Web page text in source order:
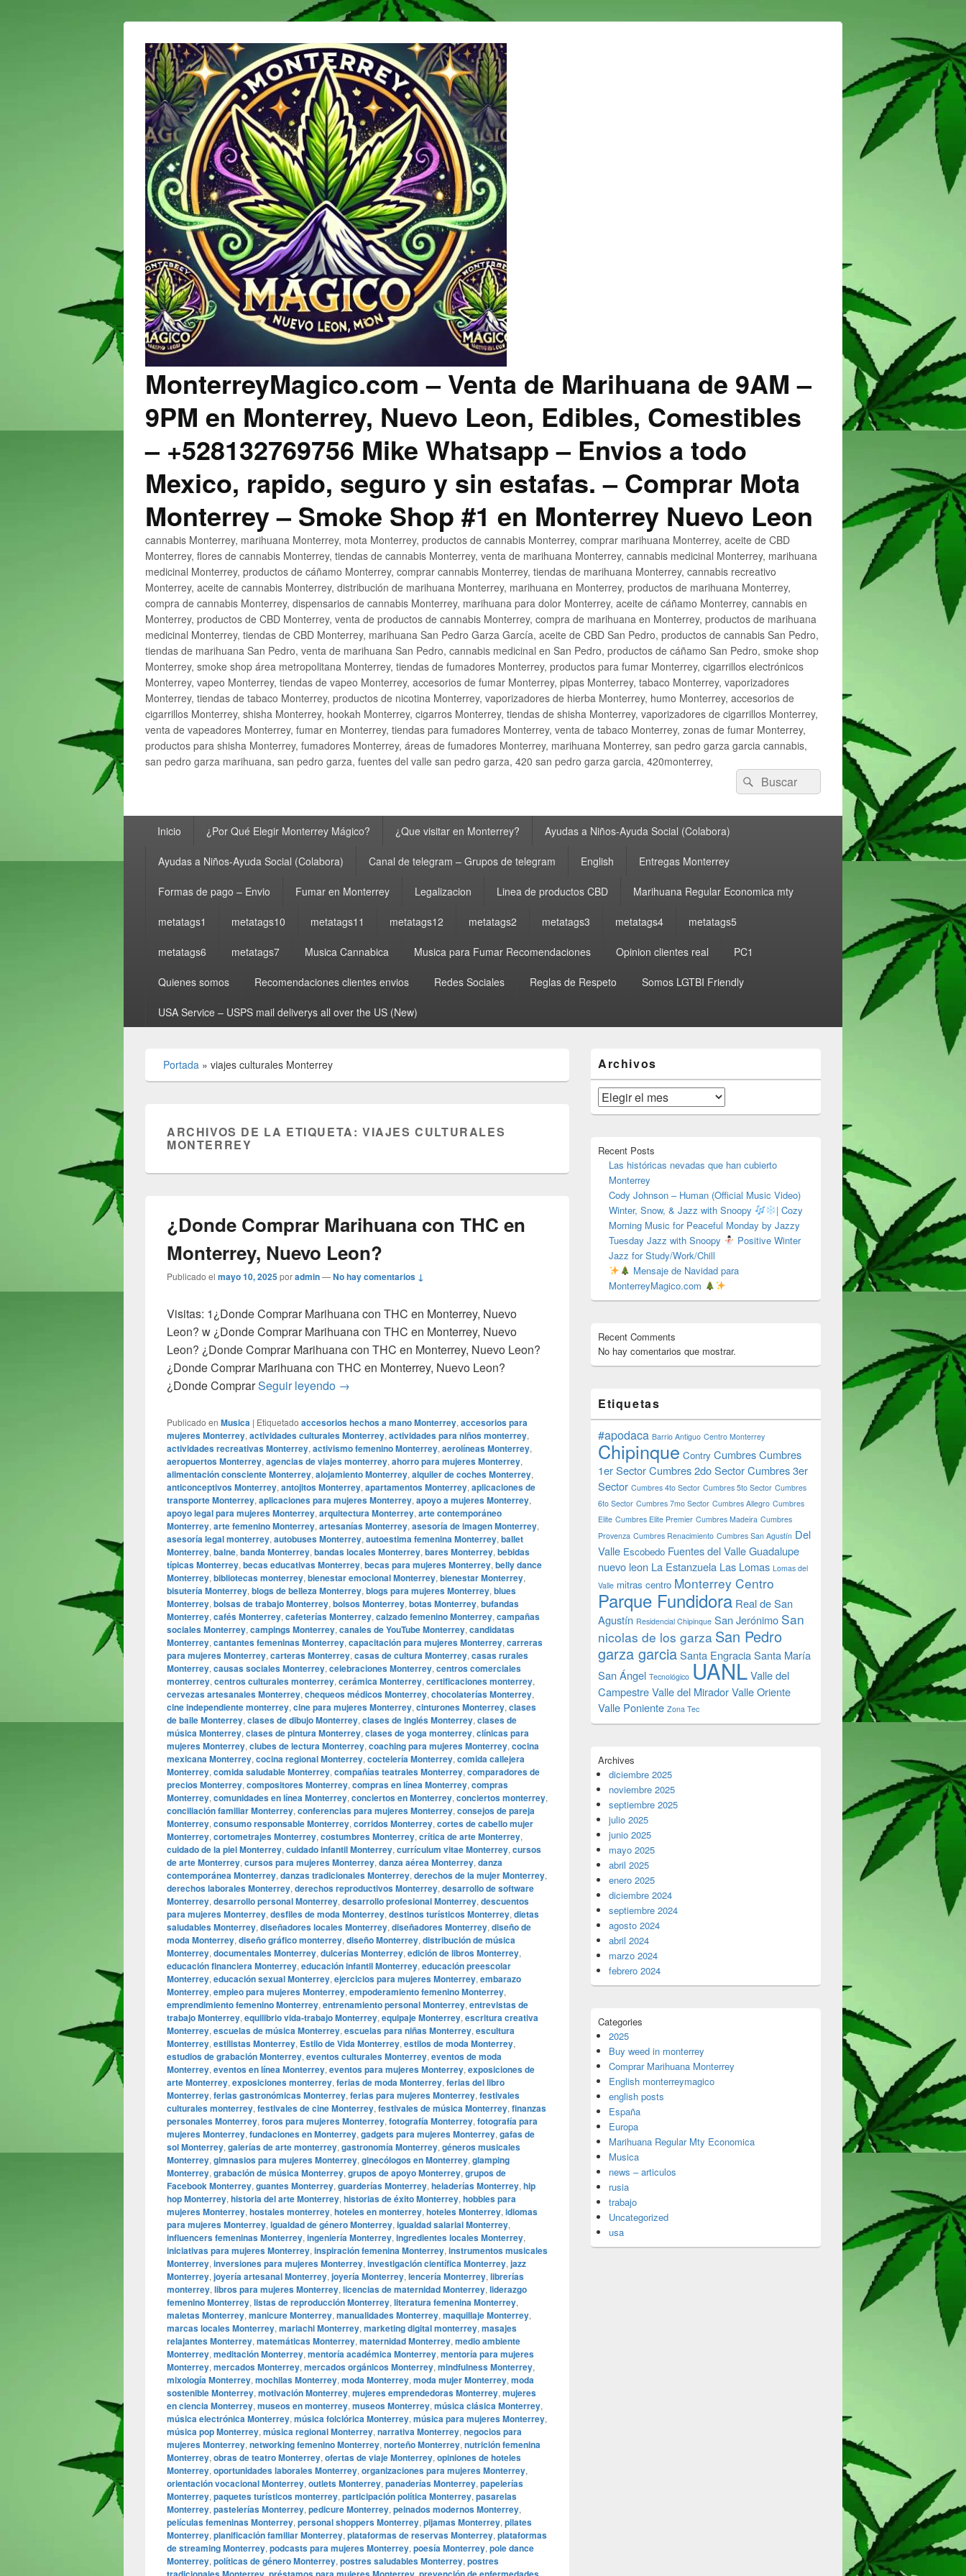
MonterreyMagico.com – Venta de Marihuana de 9AM –
9PM en Monterrey, Nuevo Leon, Edibles, Comestibles
– +528132769756 Mike Whatsapp – Envios a todo
Mexico, rapido, seguro y sin estafas. – Comprar Mota
Monterrey – Smoke Shop #1 en Monterrey Nuevo Leon
cannabis Monterrey, marihuana Monterrey, mota Monterrey, productos de cannabis Monterrey, comprar marihuana Monterrey, aceite de CBD
Monterrey, flores de cannabis Monterrey, tiendas de cannabis Monterrey, venta de marihuana Monterrey, cannabis medicinal Monterrey, marihuana
medicinal Monterrey, productos de cáñamo Monterrey, comprar cannabis Monterrey, tiendas de marihuana Monterrey, cannabis recreativo
Monterrey, aceite de cannabis Monterrey, distribución de marihuana Monterrey, marihuana en Monterrey, productos de marihuana Monterrey,
compra de cannabis Monterrey, dispensarios de cannabis Monterrey, marihuana para dolor Monterrey, aceite de cáñamo Monterrey, cannabis en
Monterrey, productos de CBD Monterrey, venta de productos de cannabis Monterrey, compra de marihuana en Monterrey, productos de marihuana
medicinal Monterrey, tiendas de CBD Monterrey, marihuana San Pedro Garza García, aceite de CBD San Pedro, productos de cannabis San Pedro,
tiendas de marihuana San Pedro, venta de marihuana San Pedro, cannabis medicinal en San Pedro, productos de cáñamo San Pedro, smoke shop
Monterrey, smoke shop área metropolitana Monterrey, tiendas de fumadores Monterrey, productos para fumar Monterrey, cigarrillos electrónicos
Monterrey, vapeo Monterrey, tiendas de vapeo Monterrey, accesorios de fumar Monterrey, pipas Monterrey, tabaco Monterrey, vaporizadores
Monterrey, tiendas de tabaco Monterrey, productos de nicotina Monterrey, vaporizadores de hierba Monterrey, humo Monterrey, accesorios de
cigarrillos Monterrey, shisha Monterrey, hookah Monterrey, cigarros Monterrey, tiendas de shisha Monterrey, vaporizadores de cigarrillos Monterrey,
venta de vapeadores Monterrey, fumar en Monterrey, tiendas para fumadores Monterrey, venta de tabaco Monterrey, zonas de fumar Monterrey,
productos para shisha Monterrey, fumadores Monterrey, áreas de fumadores Monterrey, marihuana Monterrey, san pedro garza garcia cannabis,
san pedro garza marihuana, san pedro garza, fuentes del valle san pedro garza, 420 san pedro garza garcia, 420monterrey,
Buscar
por:
Buscar
principalInicio ¿Por Qué Elegir Monterrey Mágico? ¿Que visitar en Monterrey? Ayudas a Niños-Ayuda Social (Colabora)
Ayudas a Niños-Ayuda Social (Colabora) Canal de telegram – Grupos de telegram English Entregas Monterrey
Formas de pago – Envio Fumar en Monterrey Legalizacion Linea de productos CBD Marihuana Regular Economica mty
metatags1 metatags10 metatags11 metatags12 metatags2 metatags3 metatags4 metatags5
metatags6 metatags7 Musica Cannabica Musica para Fumar Recomendaciones Opinion clientes real PC1
Quienes somos Recomendaciones clientes envios Redes Sociales Reglas de Respeto Somos LGTBI Friendly
USA Service – USPS mail deliverys all over the US (New)
Portada » viajes culturales Monterrey
ARCHIVOS DE LA ETIQUETA:VIAJES CULTURALES
MONTERREY
¿Donde Comprar Marihuana con THC en
Monterrey, Nuevo Leon?
Publicado el mayo 10, 2025poradmin—No hay comentarios ↓
Visitas: 1¿Donde Comprar Marihuana con THC en Monterrey, Nuevo
Leon? w ¿Donde Comprar Marihuana con THC en Monterrey, Nuevo
Leon? ¿Donde Comprar Marihuana con THC en Monterrey, Nuevo Leon?
¿Donde Comprar Marihuana con THC en Monterrey, Nuevo Leon?
¿Donde ComprarSeguir leyendo ¿Donde Comprar Marihuana con THC en Monterrey, Nuevo Leon?
→
Publicado en Musica | Etiquetado accesorios hechos a mano Monterrey, accesorios para
mujeres Monterrey, actividades culturales Monterrey, actividades para niños monterrey,
actividades recreativas Monterrey, activismo femenino Monterrey, aerolíneas Monterrey,
aeropuertos Monterrey, agencias de viajes monterrey, ahorro para mujeres Monterrey,
alimentación consciente Monterrey, alojamiento Monterrey, alquiler de coches Monterrey,
anticonceptivos Monterrey, antojitos Monterrey, apartamentos Monterrey, aplicaciones de
transporte Monterrey, aplicaciones para mujeres Monterrey, apoyo a mujeres Monterrey,
apoyo legal para mujeres Monterrey, arquitectura Monterrey, arte contemporáneo
Monterrey, arte femenino Monterrey, artesanías Monterrey, asesoría de imagen Monterrey,
asesoría legal monterrey, autobuses Monterrey, autoestima femenina Monterrey, ballet
Monterrey, balne, banda Monterrey, bandas locales Monterrey, bares Monterrey, bebidas
típicas Monterrey, becas educativas Monterrey, becas para mujeres Monterrey, belly dance
Monterrey, bibliotecas monterrey, bienestar emocional Monterrey, bienestar Monterrey,
bisutería Monterrey, blogs de belleza Monterrey, blogs para mujeres Monterrey, blues
Monterrey, bolsas de trabajo Monterrey, bolsos Monterrey, botas Monterrey, bufandas
Monterrey, cafés Monterrey, cafeterías Monterrey, calzado femenino Monterrey, campañas
sociales Monterrey, campings Monterrey, canales de YouTube Monterrey, candidatas
Monterrey, cantantes femeninas Monterrey, capacitación para mujeres Monterrey, carreras
para mujeres Monterrey, carteras Monterrey, casas de cultura Monterrey, casas rurales
Monterrey, causas sociales Monterrey, celebraciones Monterrey, centros comerciales
monterrey, centros culturales monterrey, cerámica Monterrey, certificaciones monterrey,
cervezas artesanales Monterrey, chequeos médicos Monterrey, chocolaterías Monterrey,
cine independiente monterrey, cine para mujeres Monterrey, cinturones Monterrey, clases
de baile Monterrey, clases de dibujo Monterrey, clases de inglés Monterrey, clases de
música Monterrey, clases de pintura Monterrey, clases de yoga monterrey, clínicas para
mujeres Monterrey, clubes de lectura Monterrey, coaching para mujeres Monterrey, cocina
mexicana Monterrey, cocina regional Monterrey, coctelería Monterrey, comida callejera
Monterrey, comida saludable Monterrey, compañías teatrales Monterrey, comparadores de
precios Monterrey, compositores Monterrey, compras en línea Monterrey, compras
Monterrey, comunidades en línea Monterrey, conciertos en Monterrey, conciertos monterrey,
conciliación familiar Monterrey, conferencias para mujeres Monterrey, consejos de pareja
Monterrey, consumo responsable Monterrey, corridos Monterrey, cortes de cabello mujer
Monterrey, cortometrajes Monterrey, costumbres Monterrey, crítica de arte Monterrey,
cuidado de la piel Monterrey, cuidado infantil Monterrey, currículum vitae Monterrey, cursos
de arte Monterrey, cursos para mujeres Monterrey, danza aérea Monterrey, danza
contemporánea Monterrey, danzas tradicionales Monterrey, derechos de la mujer Monterrey,
derechos laborales Monterrey, derechos reproductivos Monterrey, desarrollo de software
Monterrey, desarrollo personal Monterrey, desarrollo profesional Monterrey, descuentos
para mujeres Monterrey, desfiles de moda Monterrey, destinos turísticos Monterrey, dietas
saludables Monterrey, diseñadores locales Monterrey, diseñadores Monterrey, diseño de
moda Monterrey, diseño gráfico monterrey, diseño Monterrey, distribución de música
Monterrey, documentales Monterrey, dulcerías Monterrey, edición de libros Monterrey,
educación financiera Monterrey, educación infantil Monterrey, educación preescolar
Monterrey, educación sexual Monterrey, ejercicios para mujeres Monterrey, embarazo
Monterrey, empleo para mujeres Monterrey, empoderamiento femenino Monterrey,
emprendimiento femenino Monterrey, entrenamiento personal Monterrey, entrevistas de
trabajo Monterrey, equilibrio vida-trabajo Monterrey, equipaje Monterrey, escritura creativa
Monterrey, escuelas de música Monterrey, escuelas para niñas Monterrey, escultura
Monterrey, estilistas Monterrey, Estilo de Vida Monterrey, estilos de moda Monterrey,
estudios de grabación Monterrey, eventos culturales Monterrey, eventos de moda
Monterrey, eventos en línea Monterrey, eventos para mujeres Monterrey, exposiciones de
arte Monterrey, exposiciones monterrey, ferias de moda Monterrey, ferias del libro
Monterrey, ferias gastronómicas Monterrey, ferias para mujeres Monterrey, festivales
culturales monterrey, festivales de cine Monterrey, festivales de música Monterrey, finanzas
personales Monterrey, foros para mujeres Monterrey, fotografía Monterrey, fotografía para
mujeres Monterrey, fundaciones en Monterrey, gadgets para mujeres Monterrey, gafas de
sol Monterrey, galerías de arte monterrey, gastronomía Monterrey, géneros musicales
Monterrey, gimnasios para mujeres Monterrey, ginecólogos en Monterrey, glamping
Monterrey, grabación de música Monterrey, grupos de apoyo Monterrey, grupos de
Facebook Monterrey, guantes Monterrey, guarderías Monterrey, heladerías Monterrey, hip
hop Monterrey, historia del arte Monterrey, historias de éxito Monterrey, hobbies para
mujeres Monterrey, hostales monterrey, hoteles en monterrey, hoteles Monterrey, idiomas
para mujeres Monterrey, igualdad de género Monterrey, igualdad salarial Monterrey,
influencers femeninas Monterrey, ingeniería Monterrey, ingredientes locales Monterrey,
iniciativas para mujeres Monterrey, inspiración femenina Monterrey, instrumentos musicales
Monterrey, inversiones para mujeres Monterrey, investigación científica Monterrey, jazz
Monterrey, joyería artesanal Monterrey, joyería Monterrey, lencería Monterrey, librerías
monterrey, libros para mujeres Monterrey, licencias de maternidad Monterrey, liderazgo
femenino Monterrey, listas de reproducción Monterrey, literatura femenina Monterrey,
maletas Monterrey, manicure Monterrey, manualidades Monterrey, maquillaje Monterrey,
marcas locales Monterrey, mariachi Monterrey, marketing digital monterrey, masajes
relajantes Monterrey, matemáticas Monterrey, maternidad Monterrey, medio ambiente
Monterrey, meditación Monterrey, mentoría académica Monterrey, mentoría para mujeres
Monterrey, mercados Monterrey, mercados orgánicos Monterrey, mindfulness Monterrey,
mixología Monterrey, mochilas Monterrey, moda Monterrey, moda mujer Monterrey, moda
sostenible Monterrey, motivación Monterrey, mujeres emprendedoras Monterrey, mujeres
en ciencia Monterrey, museos en monterrey, museos Monterrey, música clásica Monterrey,
música electrónica Monterrey, música folclórica Monterrey, música para mujeres Monterrey,
música pop Monterrey, música regional Monterrey, narrativa Monterrey, negocios para
mujeres Monterrey, networking femenino Monterrey, norteño Monterrey, nutrición femenina
Monterrey, obras de teatro Monterrey, ofertas de viaje Monterrey, opiniones de hoteles
Monterrey, oportunidades laborales Monterrey, organizaciones para mujeres Monterrey,
orientación vocacional Monterrey, outlets Monterrey, panaderías Monterrey, papelerías
Monterrey, paquetes turísticos monterrey, participación política Monterrey, pasarelas
Monterrey, pastelerías Monterrey, pedicure Monterrey, peinados modernos Monterrey,
películas femeninas Monterrey, personal shoppers Monterrey, pijamas Monterrey, pilates
Monterrey, planificación familiar Monterrey, plataformas de reservas Monterrey, plataformas
de streaming Monterrey, podcasts para mujeres Monterrey, poesía Monterrey, pole dance
Monterrey, políticas de género Monterrey, postres saludables Monterrey, postres
área
de
widget
barra
lateral
Archivos
Archivos
Recent Posts
Las históricas nevadas que han cubierto
Monterrey
Cody Johnson – Human (Official Music Video)
Winter, Snow, & Jazz with Snoopy
| Cozy
Morning Music for Peaceful Monday by Jazzy
Tuesday Jazz with Snoopy
Positive Winter
Jazz for Study/Work/Chill
Mensaje de Navidad para
MonterreyMagico.com
Recent Comments
No hay comentarios que mostrar.
Etiquetas
#apodaca Barrio Antiguo Centro Monterrey
Chipinque Contry CumbresCumbres
1er SectorCumbres 2do SectorCumbres 3er
Sector Cumbres 4to Sector Cumbres 5to Sector Cumbres
6to Sector Cumbres 7mo Sector Cumbres Allegro Cumbres
Elite Cumbres Elite Premier Cumbres Madeira Cumbres
Provenza Cumbres Renacimiento Cumbres San Agustín Del
Valle Escobedo Fuentes del ValleGuadalupe
nuevo leon La Estanzuela Las Lomas Lomas del
Valle mitras centro Monterrey Centro
Parque Fundidora Real de San
Agustín Residencial Chipinque San Jerónimo San
nicolas de los garza San Pedro
garza garciaSanta EngraciaSanta María
San Ángel Tecnológico UANLValle del
CampestreValle del MiradorValle Oriente
Valle Poniente Zona Tec
Archives
diciembre 2025
noviembre 2025
septiembre 2025
julio 2025
junio 2025
mayo 2025
abril 2025
enero 2025
diciembre 2024
septiembre 2024
agosto 2024
abril 2024
marzo 2024
febrero 2024
Categories
2025
Buy weed in monterrey
Comprar Marihuana Monterrey
English monterreymagico
english posts
España
Europa
Marihuana Regular Mty Economica
Musica
news – articulos
rusia
trabajo
Uncategorized
usa